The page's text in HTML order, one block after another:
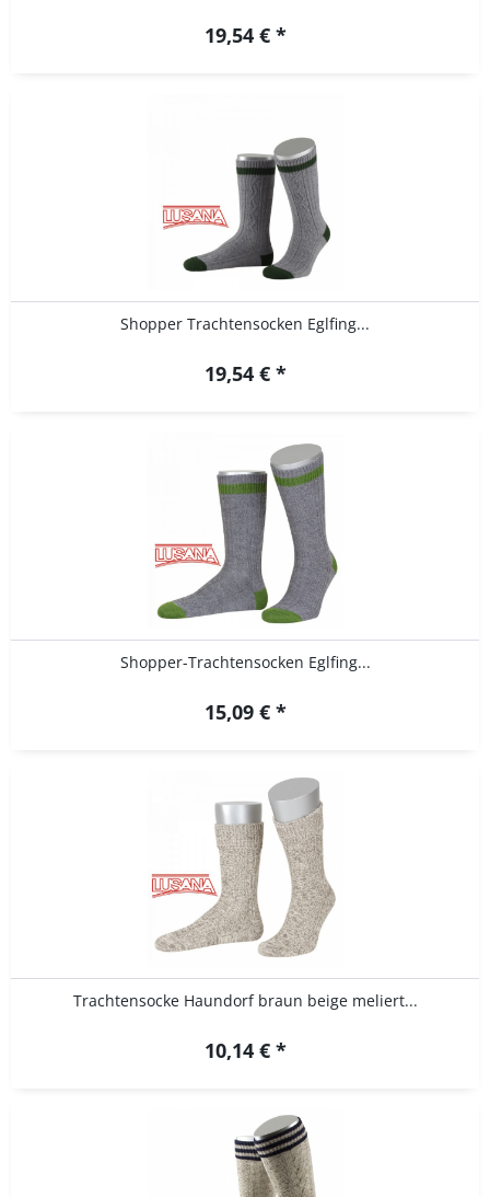
19,54 € *
Shopper Trachtensocken Eglfing...
19,54 € *
Shopper-Trachtensocken Eglfing...
15,09 € *
Trachtensocke Haundorf braun beige meliert...
10,14 € *